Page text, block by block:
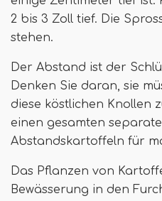
2 bis 3 Zoll tief. Die
stehen.
Der Abstand ist der
Denken Sie daran, sie
diese köstlichen Knollen
einen gesamten
Abstandskartoffeln für
Das Pflanzen von
Bewässerung in den